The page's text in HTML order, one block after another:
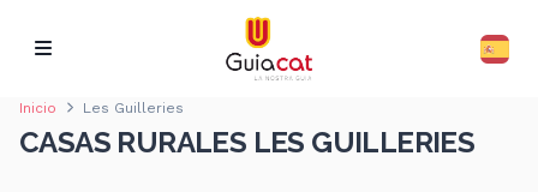
Inicio Les Guilleries
CASAS RURALES LES GUILLERIES